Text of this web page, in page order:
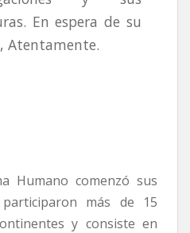
En espera de su
Atentamente.
Humano comenzó sus
más de 15
y consiste en